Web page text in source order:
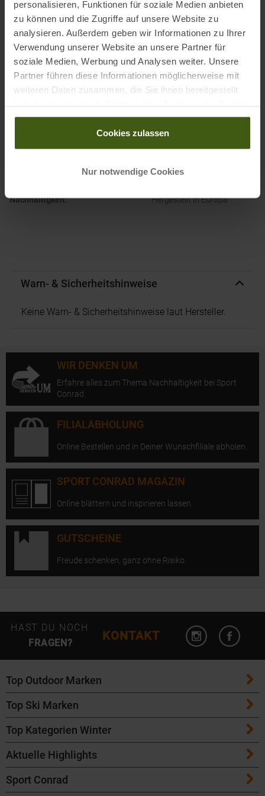
personalisieren, Funktionen für soziale Medien anbieten
zu können und die Zugriffe auf unsere Website zu
analysieren. Außerdem geben wir Informationen zu Ihrer
Verwendung unserer Website an unsere Partner für
soziale Medien, Werbung und Analysen weiter. Unsere
Partner führen diese Informationen möglicherweise mit
weiteren Daten zusammen, die Sie ihnen bereitgestellt
gesammelt haben.
Cookies zulassen
Nur notwendige Cookies
Naviglio, IT
Elektronische Adresse des Herstellers:info@inwild.de
SS-3
Inwild
Nachhaltigkeit: Hergestellt in Europa
Warn- & Sicherheitshinweise
Keine Warn- & Sicherheitshinweise laut Hersteller.
WIR DENKEN UM
Erfahre alles zum Thema Nachhaltigkeit bei Sport
Conrad.
FILIALABHOLUNG
Online Bestellen und in Deiner Wunschfiliale abholen.
SPORT CONRAD MAGAZIN
Online blättern und inspirieren lassen.
GUTSCHEINE
Freude schenken, ganz ohne Risiko.
HAST DU NOCH
FRAGEN?
KONTAKT
Instagram
Top Outdoor Marken
Patagonia
Maloja
Salomon
Icebreaker
Top Ski Marken
ATK Bindungen
K2 Ski
Völkl Ski
Top Kategorien Winter
Ski
Skitouren Ski
Aktuelle Highlights
Maloja Fahrradbekleidung
Sport Conrad